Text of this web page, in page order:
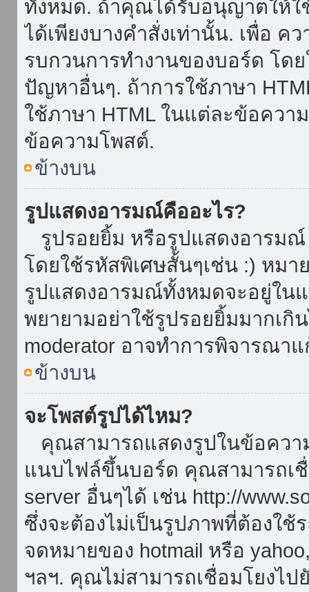
ทั้งหมด. ถ้าคุณได้รับอนุญาตให้ใ
ได้เพียงบางคำสั่งเท่านั้น. เพื่อ
รบกวนการทำงานของบอร์ด โด
ปัญหาอื่นๆ. ถ้าการใช้ภาษา
ใช้ภาษา HTML ในแต่ละข้อคว
ข้อความโพสต์.
ข้างบน
รูปแสดงอารมณ์คืออะไร?
รูปรอยยิ้ม หรือรูปแสดงอารมณ์
โดยใช้รหัสพิเศษสั้นๆเช่น :) หมา
รูปแสดงอารมณ์ทั้งหมดจะอยู่ใ
พยายามอย่าใช้รูปรอยยิ้มมากเกิ
moderator อาจทำการพิจารณา
ข้างบน
จะโพสต์รูปได้ไหม?
คุณสามารถแสดงรูปในข้อคว
แนบไฟล์ขึ้นบอร์ด คุณสามารถเชื่
server อื่นๆได้ เช่น http://
ซึ่งจะต้องไม่เป็นรูปภาพที่ต้องใ
จดหมายของ hotmail หรือ
ฯลฯ. คุณไม่สามารถเชื่อมโยงไ